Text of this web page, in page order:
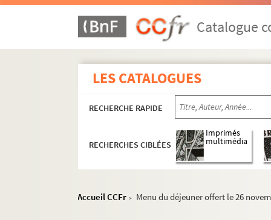
Catalogue
LES CATALOGUES
RECHERCHE RAPIDE
RECHERCHES CIBLÉES
Imprimés
multimédia
Accueil CCFr > Menu du déjeuner offert le 26